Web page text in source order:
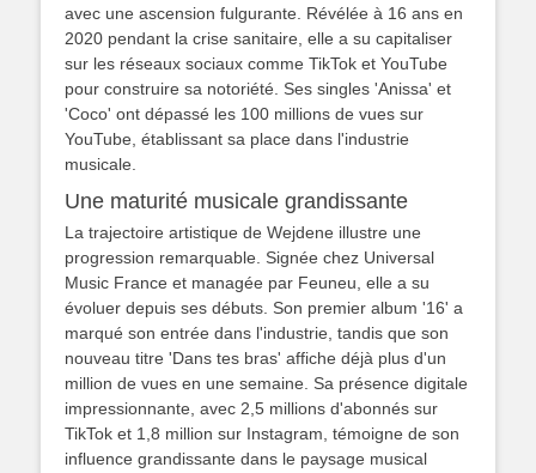
avec une ascension fulgurante. Révélée à 16 ans en
2020 pendant la crise sanitaire, elle a su capitaliser
sur les réseaux sociaux comme TikTok et YouTube
pour construire sa notoriété. Ses singles 'Anissa' et
'Coco' ont dépassé les 100 millions de vues sur
YouTube, établissant sa place dans l'industrie
musicale.
Une maturité musicale grandissante
La trajectoire artistique de Wejdene illustre une
progression remarquable. Signée chez Universal
Music France et managée par Feuneu, elle a su
évoluer depuis ses débuts. Son premier album '16' a
marqué son entrée dans l'industrie, tandis que son
nouveau titre 'Dans tes bras' affiche déjà plus d'un
million de vues en une semaine. Sa présence digitale
impressionnante, avec 2,5 millions d'abonnés sur
TikTok et 1,8 million sur Instagram, témoigne de son
influence grandissante dans le paysage musical